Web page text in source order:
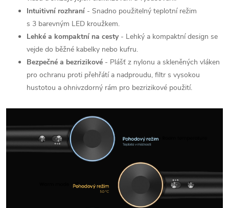
Intuitivní rozhraní - Snadno použitelný teplotní režim
s 3 barevným LED kroužkem.
Lehké a kompaktní na cesty- Lehký a kompaktní design se
vejde do běžné kabelky nebo kufru.
Bezpečné a bezrizikové - Plášť z nylonu a skleněných vláken
pro ochranu proti přehřátí a nadproudu, filtr s vysokou
hustotou a ohnivzdorný rám pro bezrizikové použití.